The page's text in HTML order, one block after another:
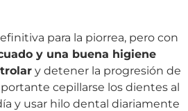
para la piorrea, pero con
y una buena higiene
y detener la progresión de
cepillarse los dientes al
y usar hilo dental diariamente